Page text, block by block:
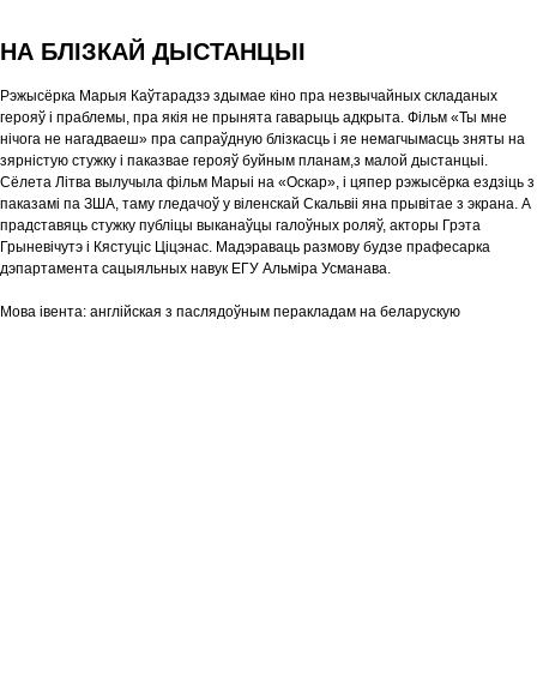
НА БЛІЗКАЙ ДЫСТАНЦЫІ
Рэжысёрка Марыя Каўтарадзэ здымае кіно пра незвычайных складаных
герояў і праблемы, пра якія не прынята гаварыць адкрыта. Фільм «Ты мне
нічога не нагадваеш» пра сапраўдную блізкасць і яе немагчымасць зняты на
зярністую стужку і паказвае герояў буйным планам,з малой дыстанцыі.
Сёлета Літва вылучыла фільм Марыі на «Оскар», і цяпер рэжысёрка ездзіць з
паказамі па ЗША, таму гледачоў у віленскай Скальвіі яна прывітае з экрана. А
прадставяць стужку публіцы выканаўцы галоўных роляў, акторы Грэта
Грыневічутэ і Кястуціс Ціцэнас. Мадэраваць размову будзе прафесарка
дэпартамента сацыяльных навук ЕГУ Альміра Усманава.
Мова iвента: англійская з паслядоўным перакладам на беларускую